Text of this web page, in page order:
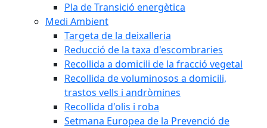
Pla de Transició energètica
Medi Ambient
Targeta de la deixalleria
Reducció de la taxa d'escombraries
Recollida a domicili de la fracció vegetal
Recollida de voluminosos a domicili,
trastos vells i andròmines
Recollida d'olis i roba
Setmana Europea de la Prevenció de